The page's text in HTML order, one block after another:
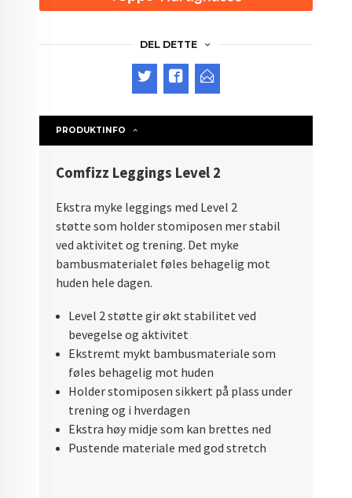
DEL DETTE
PRODUKTINFO
Comfizz Leggings Level 2
Ekstra myke leggings med Level 2
støtte som holder stomiposen mer stabil
ved aktivitet og trening. Det myke
bambusmaterialet føles behagelig mot
huden hele dagen.
Level 2 støtte gir økt stabilitet ved
bevegelse og aktivitet
Ekstremt mykt bambusmateriale som
føles behagelig mot huden
Holder stomiposen sikkert på plass under
trening og i hverdagen
Ekstra høy midje som kan brettes ned
Pustende materiale med god stretch